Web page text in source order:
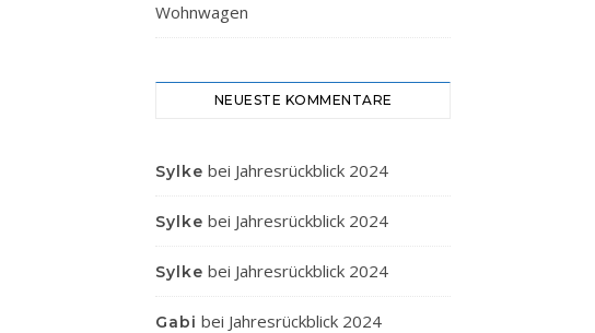
Wohnwagen
NEUESTE KOMMENTARE
Sylke bei Jahresrückblick 2024
Sylke bei Jahresrückblick 2024
Sylke bei Jahresrückblick 2024
Gabi bei Jahresrückblick 2024